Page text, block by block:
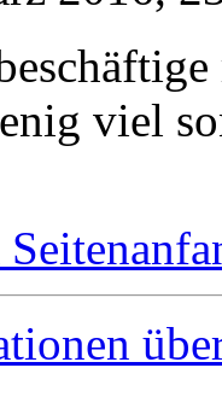
viel